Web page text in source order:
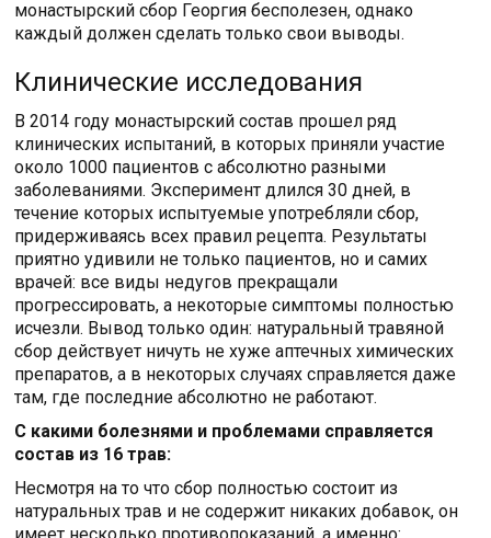
монастырский сбор Георгия бесполезен, однако
каждый должен сделать только свои выводы.
Клинические исследования
В 2014 году монастырский состав прошел ряд
клинических испытаний, в которых приняли участие
около 1000 пациентов с абсолютно разными
заболеваниями. Эксперимент длился 30 дней, в
течение которых испытуемые употребляли сбор,
придерживаясь всех правил рецепта. Результаты
приятно удивили не только пациентов, но и самих
врачей: все виды недугов прекращали
прогрессировать, а некоторые симптомы полностью
исчезли. Вывод только один: натуральный травяной
сбор действует ничуть не хуже аптечных химических
препаратов, а в некоторых случаях справляется даже
там, где последние абсолютно не работают.
С какими болезнями и проблемами справляется
состав из 16 трав:
Несмотря на то что сбор полностью состоит из
натуральных трав и не содержит никаких добавок, он